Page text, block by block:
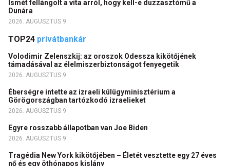
Ismét fellángolt a vita arról, hogy kell-e duzzasztómű a
Dunára
2026. AUGUSZTUS 9.
TOP24 privátbankár
Volodimir Zelenszkij: az oroszok Odessza kikötőjének
támadásával az élelmiszerbiztonságot fenyegetik
2026. AUGUSZTUS 9.
Éberségre intette az izraeli külügyminisztérium a
Görögországban tartózkodó izraelieket
2026. AUGUSZTUS 9.
Egyre rosszabb állapotban van Joe Biden
2026. AUGUSZTUS 9.
Tragédia New York kikötőjében – Életét vesztette egy 27 éves
nő és egy öthónapos kislány